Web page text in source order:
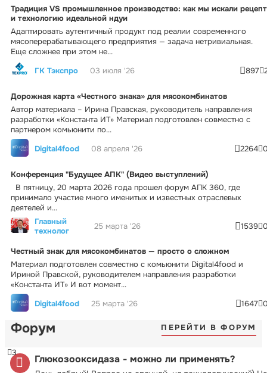
Традиция VS промышленное производство: как мы искали рецепт
и технологию идеальной ндуи
Адаптировать аутентичный продукт под реалии современного
мясоперерабатывающего предприятия — задача нетривиальная.
Еще сложнее при этом не...
ГК Тэкспро
03 июля '26 897
Дорожная карта «Честного знака» для мясокомбинатов
Автор материала – Ирина Правская, руководитель направления
разработки «Константа ИТ» Материал подготовлен совместно с
партнером комьюнити по...
Digital4food
08 апреля '26 2264
Конференция "Будущее АПК" (Видео выступлений)
В пятницу, 20 марта 2026 года прошел форум АПК 360, где
принимало участие много именитых и известных отраслевых
деятелей и...
Главный
технолог
25 марта '26 1539
Честный знак для мясокомбинатов — просто о сложном
Материал подготовлен совместно с комьюнити Digital4food и
Ириной Правской, руководителем направления разработки
«Константа ИТ» И вот момент...
Digital4food
25 марта '26 1647
Форум ПЕРЕЙТИ В ФОРУМ
Глюкозооксидаза - можно ли применять?
3